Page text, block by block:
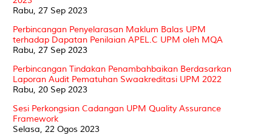
Rabu, 27 Sep 2023
Perbincangan Penyelarasan Maklum Balas UPM
terhadap Dapatan Penilaian APEL.C UPM oleh MQA
Rabu, 27 Sep 2023
Perbincangan Tindakan Penambahbaikan Berdasarkan
Laporan Audit Pematuhan Swaakreditasi UPM 2022
Rabu, 20 Sep 2023
Sesi Perkongsian Cadangan UPM Quality Assurance
Framework
Selasa, 22 Ogos 2023